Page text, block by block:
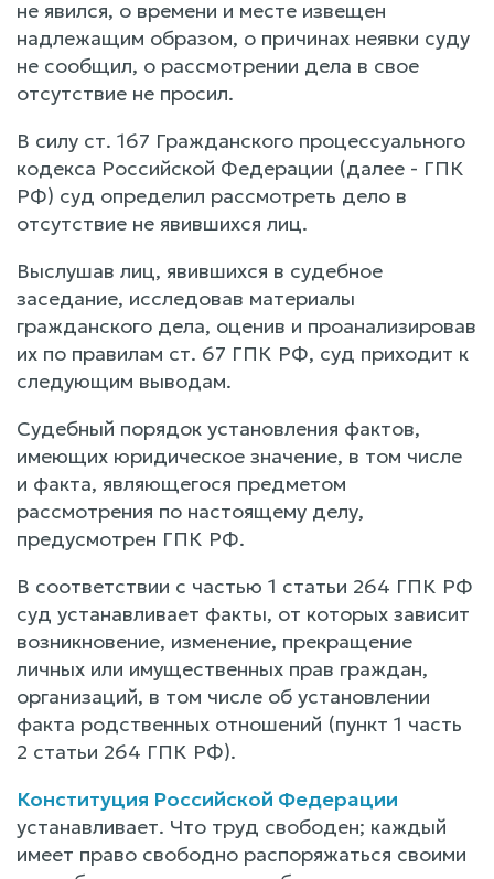
не явился, о времени и месте извещен
надлежащим образом, о причинах неявки суду
не сообщил, о рассмотрении дела в свое
отсутствие не просил.
В силу ст. 167 Гражданского процессуального
кодекса Российской Федерации (далее - ГПК
РФ) суд определил рассмотреть дело в
отсутствие не явившихся лиц.
Выслушав лиц, явившихся в судебное
заседание, исследовав материалы
гражданского дела, оценив и проанализировав
их по правилам ст. 67 ГПК РФ, суд приходит к
следующим выводам.
Судебный порядок установления фактов,
имеющих юридическое значение, в том числе
и факта, являющегося предметом
рассмотрения по настоящему делу,
предусмотрен ГПК РФ.
В соответствии с частью 1 статьи 264 ГПК РФ
суд устанавливает факты, от которых зависит
возникновение, изменение, прекращение
личных или имущественных прав граждан,
организаций, в том числе об установлении
факта родственных отношений (пункт 1 часть
2 статьи 264 ГПК РФ).
Конституция Российской Федерации
устанавливает. Что труд свободен; каждый
имеет право свободно распоряжаться своими